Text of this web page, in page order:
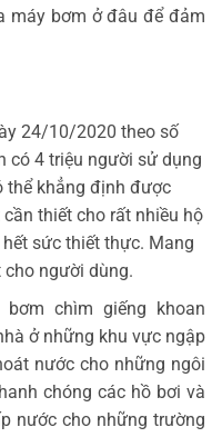
máy bơm ở đâu để đảm
24/10/2020 theo số
có 4 triệu người sử dụng
thể khẳng định được
thiết cho rất nhiều hộ
sức thiết thực. Mang
người dùng.
chìm giếng khoan
ở những khu vực ngập
nước cho những ngôi
chóng các hồ bơi và
nước cho những trường